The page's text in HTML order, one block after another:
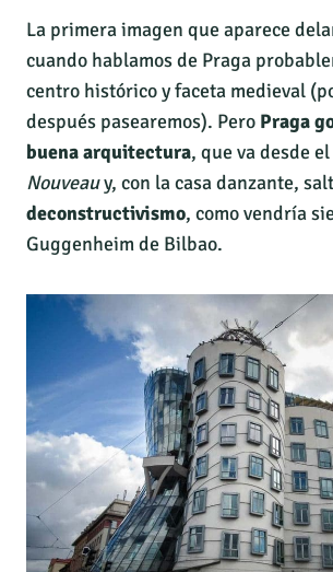
La primera imagen que aparece
cuando hablamos de Praga
centro histórico y faceta medieval
después pasearemos). Pero Praga
buena arquitectura, que va desde
Nouveauy, con la casa danzante,
deconstructivismo, como vendría
Guggenheim de Bilbao.